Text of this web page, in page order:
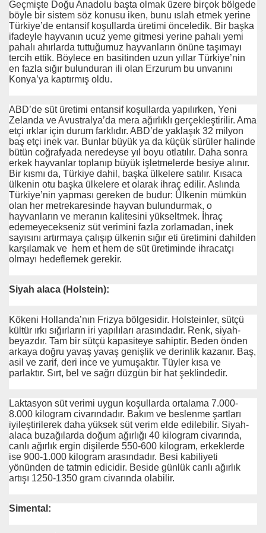
Geçmişte Doğu Anadolu başta olmak üzere birçok bölgede
böyle bir sistem söz konusu iken, bunu ıslah etmek yerine
Türkiye’de entansif koşullarda üretimi önceledik. Bir başka
ifadeyle hayvanın ucuz yeme gitmesi yerine pahalı yemi
pahalı ahırlarda tuttuğumuz hayvanların önüne taşımayı
tercih ettik. Böylece en basitinden uzun yıllar Türkiye’nin
en fazla sığır bulunduran ili olan Erzurum bu unvanını
Konya’ya kaptırmış oldu.
ABD’de süt üretimi entansif koşullarda yapılırken, Yeni
Zelanda ve Avustralya’da mera ağırlıklı gerçekleştirilir. Ama
etçi ırklar için durum farklıdır. ABD’de yaklaşık 32 milyon
baş etçi inek var. Bunlar büyük ya da küçük sürüler halinde
bütün coğrafyada neredeyse yıl boyu otlatılır. Daha sonra
erkek hayvanlar toplanıp büyük işletmelerde besiye alınır.
Bir kısmı da, Türkiye dahil, başka ülkelere satılır. Kısaca
ülkenin otu başka ülkelere et olarak ihraç edilir. Aslında
Türkiye’nin yapması gereken de budur: Ülkenin mümkün
olan her metrekaresinde hayvan bulundurmak, o
hayvanların ve meranın kalitesini yükseltmek. İhraç
edemeyecekseniz süt verimini fazla zorlamadan, inek
sayısını artırmaya çalışıp ülkenin sığır eti üretimini dahilden
karşılamak ve hem et hem de süt üretiminde ihracatçı
olmayı hedeflemek gerekir.
Siyah alaca (Holstein):
Kökeni Hollanda’nın Frizya bölgesidir. Holsteinler, sütçü
kültür ırkı sığırların iri yapılıları arasındadır. Renk, siyah-
beyazdır. Tam bir sütçü kapasiteye sahiptir. Beden önden
arkaya doğru yavaş yavaş genişlik ve derinlik kazanır. Baş,
asil ve zarif, deri ince ve yumuşaktır. Tüyler kısa ve
parlaktır. Sırt, bel ve sağrı düzgün bir hat şeklindedir.
Laktasyon süt verimi uygun koşullarda ortalama 7.000-
8.000 kilogram civarındadır. Bakım ve beslenme şartları
iyileştirilerek daha yüksek süt verim elde edilebilir. Siyah-
alaca buzağılarda doğum ağırlığı 40 kilogram civarında,
canlı ağırlık ergin dişilerde 550-600 kilogram, erkeklerde
ise 900-1.000 kilogram arasındadır. Besi kabiliyeti
yönünden de tatmin edicidir. Beside günlük canlı ağırlık
artışı 1250-1350 gram civarında olabilir.
Simental: